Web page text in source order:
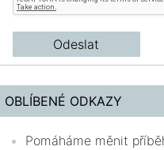
OBLÍBENÉ ODKAZY
Pomáháme měnit